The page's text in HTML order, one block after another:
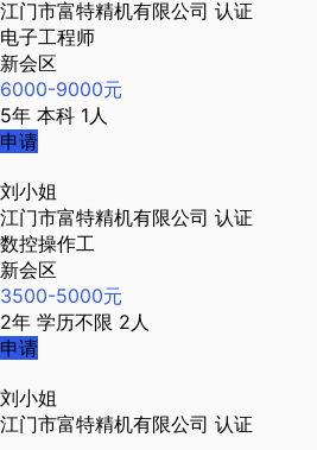
江门市富特精机有限公司 认证
电子工程师
新会区
6000-9000元
5年 本科 1人
申请
刘小姐
江门市富特精机有限公司 认证
数控操作工
新会区
3500-5000元
2年 学历不限 2人
申请
刘小姐
江门市富特精机有限公司 认证